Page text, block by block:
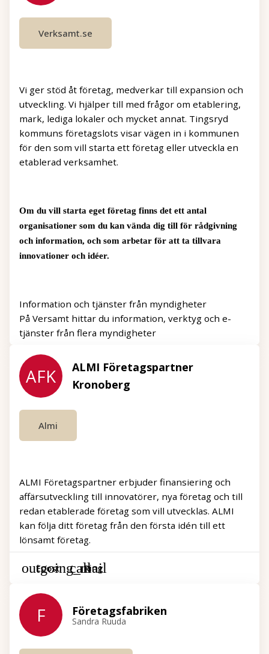
Verksamt.se
Vi ger stöd åt företag, medverkar till expansion och
utveckling. Vi hjälper till med frågor om etablering,
mark, lediga lokaler och mycket annat. Tingsryd
kommuns företagslots visar vägen in i kommunen
för den som vill starta ett företag eller utveckla en
etablerad verksamhet.
Om du vill starta eget företag finns det ett antal
organisationer som du kan vända dig till för rådgivning
och information, och som arbetar för att ta tillvara
innovationer och idéer.
Information och tjänster från myndigheter
På Versamt hittar du information, verktyg och e-
tjänster från flera myndigheter
AFK
ALMI Företagspartner
Kronoberg
Almi
ALMI Företagspartner erbjuder finansiering och
affärsutveckling till innovatörer, nya företag och till
redan etablerade företag som vill utvecklas. ALMI
kan följa ditt företag från den första idén till ett
lönsamt företag.
Epost Ring
F Företagsfabriken
Sandra Ruuda